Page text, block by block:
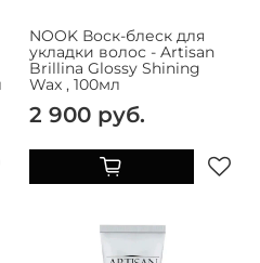
NOOK Воск-блеск для
укладки волос - Artisan
Brillina Glossy Shining
Wax , 100мл
2 900 руб.